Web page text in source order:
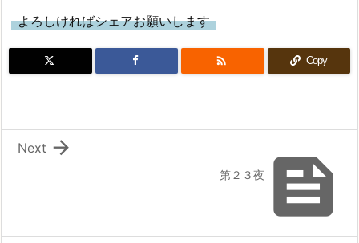
よろしければシェアお願いします
 Copy

第２３夜

Next